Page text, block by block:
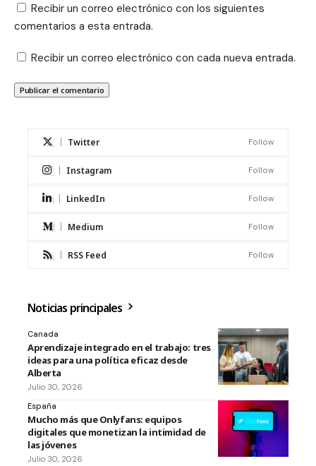
Recibir un correo electrónico con los siguientes
comentarios a esta entrada.
Recibir un correo electrónico con cada nueva entrada.
Twitter Follow
Instagram Follow
LinkedIn Follow
Medium Follow
RSS Feed Follow
Noticias principales
Canada
Aprendizaje integrado en el trabajo: tres
ideas para una política eficaz desde
Alberta
Julio 30, 2026
España
Mucho más que Onlyfans: equipos
digitales que monetizan la intimidad de
las jóvenes
Julio 30, 2026